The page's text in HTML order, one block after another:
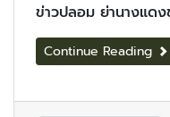
ข่าวปลอม ย่านางแด
Continue Reading